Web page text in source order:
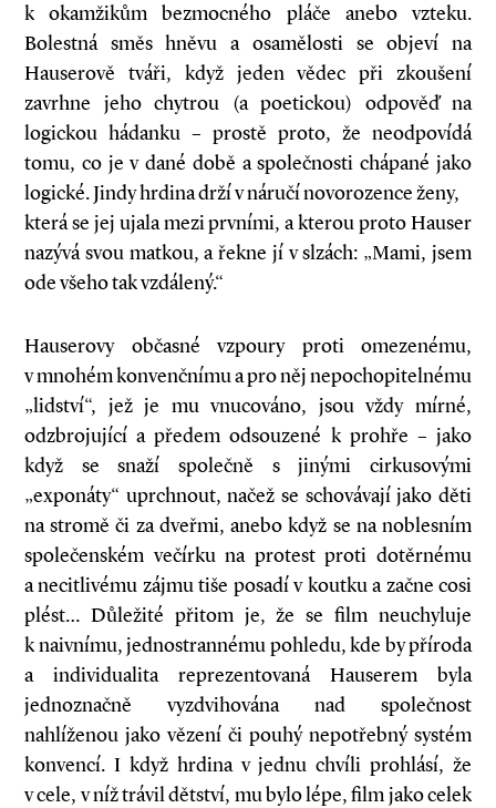
k okamžikům bezmocného pláče anebo vzteku.
Bolestná směs hněvu a osamělosti se objeví na
Hauserově tváři, když jeden vědec při zkoušení
zavrhne jeho chytrou (a poetickou) odpověď na
logickou hádanku – prostě proto, že neodpovídá
tomu, co je v dané době a společnosti chápané jako
logické. Jindy hrdina drží v náručí novorozence ženy,
která se jej ujala mezi prvními, a kterou proto Hauser
nazývá svou matkou, a řekne jí v slzách: „Mami, jsem
ode všeho tak vzdálený.“
Hauserovy občasné vzpoury proti omezenému,
v mnohém konvenčnímu a pro něj nepochopitelnému
„lidství“, jež je mu vnucováno, jsou vždy mírné,
odzbrojující a předem odsouzené k prohře – jako
když se snaží společně s jinými cirkusovými
„exponáty“ uprchnout, načež se schovávají jako děti
na stromě či za dveřmi, anebo když se na noblesním
společenském večírku na protest proti dotěrnému
a necitlivému zájmu tiše posadí v koutku a začne cosi
plést… Důležité přitom je, že se film neuchyluje
k naivnímu, jednostrannému pohledu, kde by příroda
a individualita reprezentovaná Hauserem byla
jednoznačně vyzdvihována nad společnost
nahlíženou jako vězení či pouhý nepotřebný systém
konvencí. I když hrdina v jednu chvíli prohlásí, že
v cele, v níž trávil dětství, mu bylo lépe, film jako celek